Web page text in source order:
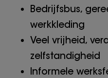
Bedrijfsbus,
werkkleding
Veel vrijheid,
zelfstandigheid
Informele